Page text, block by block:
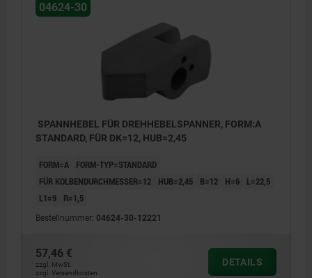
04624-30
SPANNHEBEL FÜR DREHHEBELSPANNER, FORM:A
STANDARD, FÜR DK=12, HUB=2,45
FORM=A
FORM-TYP=STANDARD
FÜR KOLBENDURCHMESSER=12
HUB=2,45 B=12 H=6
L=22,5
L1=9
R=1,5
Bestellnummer: 04624-30-12221
57,46 €
zzgl. MwSt.
zzgl. Versandkosten
DETAILS